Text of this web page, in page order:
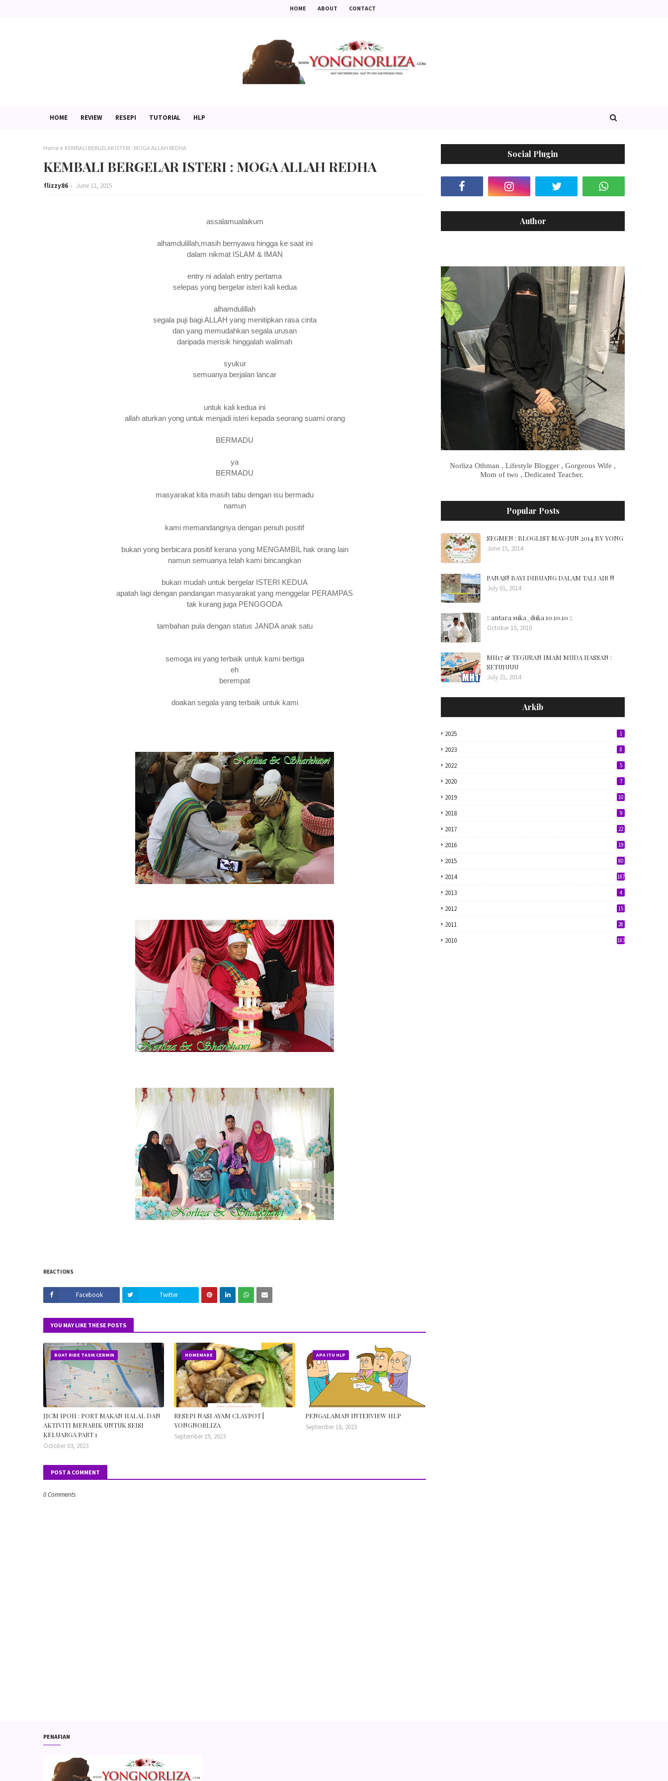
HOME ABOUT CONTACT
HOME REVIEW RESEPI TUTORIAL HLP
Home KEMBALI BERGELAR ISTERI : MOGA ALLAH REDHA
KEMBALI BERGELAR ISTERI : MOGA ALLAH REDHA
flizzy86 June 11, 2015
assalamualaikum
alhamdulillah,masih bernyawa hingga ke saat ini
dalam nikmat ISLAM & IMAN
entry ni adalah entry pertama
selepas yong bergelar isteri kali kedua
alhamdulillah
segala puji bagi ALLAH yang menitipkan rasa cinta
dan yang memudahkan segala urusan
daripada merisik hinggalah walimah
syukur
semuanya berjalan lancar
untuk kali kedua ini
allah aturkan yong untuk menjadi isteri kepada seorang suami orang
BERMADU
ya
BERMADU
masyarakat kita masih tabu dengan isu bermadu
namun
kami memandangnya dengan penuh positif
bukan yong berbicara positif kerana yong MENGAMBIL hak orang lain
namun semuanya telah kami bincangkan
bukan mudah untuk bergelar ISTERI KEDUA
apatah lagi dengan pandangan masyarakat yang menggelar PERAMPAS
tak kurang juga PENGGODA
tambahan pula dengan status JANDA anak satu
semoga ini yang terbaik untuk kami bertiga
eh
berempat
doakan segala yang terbaik untuk kami
REACTIONS
Facebook Twitter
YOU MAY LIKE THESE POSTS
BOAT RIDE TASIK CERMIN
JJCM IPOH : PORT MAKAN HALAL DAN
AKTIVITI MENARIK UNTUK SEISI
KELUARGA PART 1
October 03, 2023
HOMEMADE
RESEPI NASI AYAM CLAYPOT |
YONGNORLIZA
September 19, 2023
APA ITU HLP
PENGALAMAN INTERVIEW HLP
September 18, 2023
POST A COMMENT
0 Comments
Social Plugin
Author
Norliza Othman , Lifestyle Blogger , Gorgeous Wife ,
Mom of two , Dedicated Teacher.
Popular Posts
SEGMEN : BLOGLIST MAY-JUN 2014 BY YONG
June 15, 2014
PANAS!! BAYI DIBUANG DALAM TALI AIR !!!
July 01, 2014
:: antara suka_duka 10.10.10 ::
October 10, 2010
MH17 & TEGURAN IMAM MUDA HASSAN :
SETUJUUU
July 21, 2014
Arkib
2025 1
2023 8
2022 5
2020 7
2019 10
2018 9
2017 22
2016 19
2015 80
2014 187
2013 4
2012 15
2011 28
2010 183
PENAFIAN